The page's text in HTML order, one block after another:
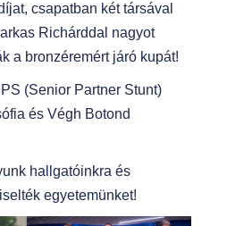
csapatban két társával
Richárddal nagyot
a bronzéremért járó kupát!
(Senior Partner Stunt)
és Végh Botond
hallgatóinkra és
egyetemünket!